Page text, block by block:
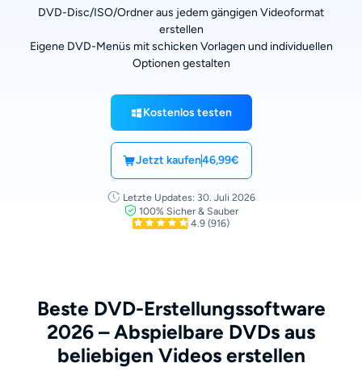
DVD-Disc/ISO/Ordner aus jedem gängigen Videoformat
erstellen
Eigene DVD-Menüs mit schicken Vorlagen und individuellen
Optionen gestalten
Kostenlos testen
Jetzt kaufen46,99€
Letzte Updates: 30. Juli 2026
100% Sicher & Sauber
4.9 (916)
Beste DVD-Erstellungssoftware
2026 – Abspielbare DVDs aus
beliebigen Videos erstellen